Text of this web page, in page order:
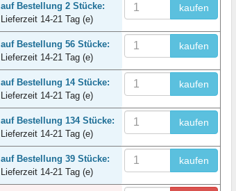
auf Bestellung 2 Stücke:
Lieferzeit 14-21 Tag (e)
kaufen
auf Bestellung 56 Stücke:
Lieferzeit 14-21 Tag (e)
kaufen
auf Bestellung 14 Stücke:
Lieferzeit 14-21 Tag (e)
kaufen
auf Bestellung 134 Stücke:
Lieferzeit 14-21 Tag (e)
kaufen
auf Bestellung 39 Stücke:
Lieferzeit 14-21 Tag (e)
kaufen